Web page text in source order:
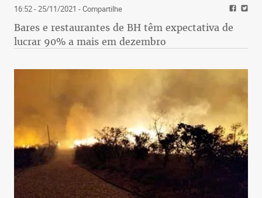
16:52 - 25/11/2021 - Compartilhe
Bares e restaurantes de BH têm expectativa de
lucrar 90% a mais em dezembro